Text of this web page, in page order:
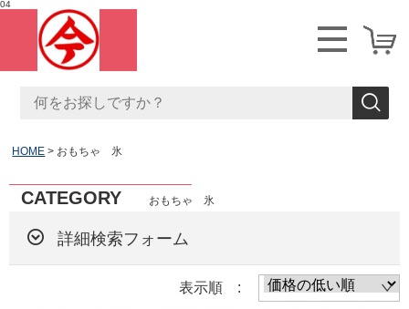
04
HOME おもちゃ 氷
CATEGORY おもちゃ 氷
詳細検索フォーム
表示順 :